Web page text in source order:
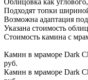
Подходят топки
Возможна адаптация
Указана стоимость
Стоимость камина с
Камин в мраморе Dark
руб.
Камин в мраморе Dark